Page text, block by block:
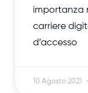
importanza
carriere
d’accesso
10 Agosto 2021